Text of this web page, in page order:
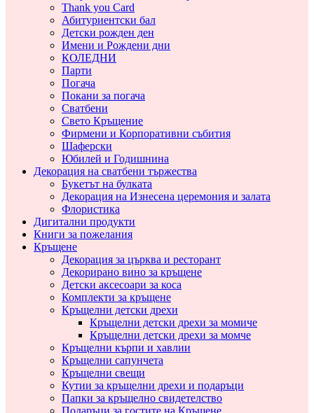
Thank you Card
Абитуриентски бал
Детски рожден ден
Имени и Рождени дни
КОЛЕДНИ
Парти
Погача
Покани за погача
Сватбени
Свето Кръщение
Фирмени и Корпоративни събития
Шаферски
Юбилей и Годишнина
Декорация на сватбени тържества
Букетът на булката
Декорация на Изнесена церемония и залата
Флористика
Дигитални продукти
Книги за пожелания
Кръщене
Декорация за църква и ресторант
Декорирано вино за кръщене
Детски аксесоари за коса
Комплекти за кръщене
Кръщелни детски дрехи
Кръщелни детски дрехи за момиче
Кръщелни детски дрехи за момче
Кръщелни кърпи и хавлии
Кръщелни сапунчета
Кръщелни свещи
Кутии за кръщелни дрехи и подаръци
Папки за кръщелно свидетелство